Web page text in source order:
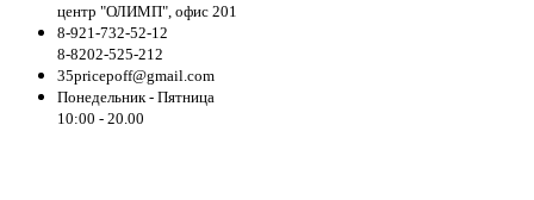
центр "ОЛИМП", офис 201
8-921-732-52-12
8-8202-525-212
35pricepoff@gmail.com
Понедельник - Пятница
10:00 - 20.00